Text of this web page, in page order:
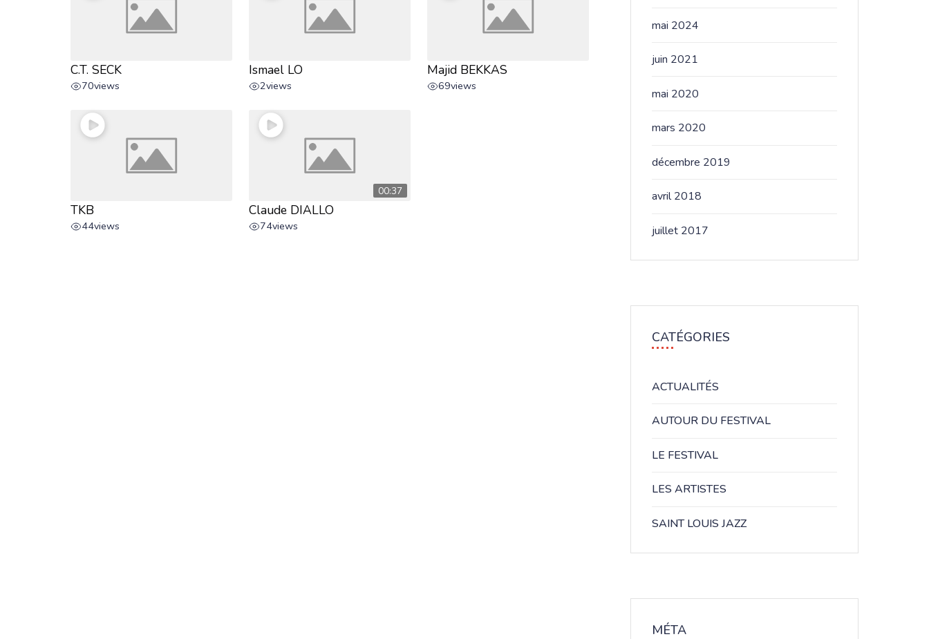
C.T. SECK
70views
Ismael LO
2views
Majid BEKKAS
69views
TKB
44views
00:37
Claude DIALLO
74views
mai 2024
juin 2021
mai 2020
mars 2020
décembre 2019
avril 2018
juillet 2017
CATÉGORIES
ACTUALITÉS
AUTOUR DU FESTIVAL
LE FESTIVAL
LES ARTISTES
SAINT LOUIS JAZZ
MÉTA